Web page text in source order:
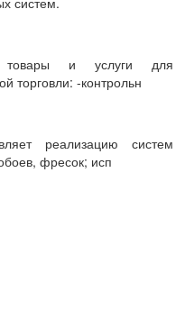
товары и услуги для
торговли: -контрольн
реализацию систем
фресок; исп